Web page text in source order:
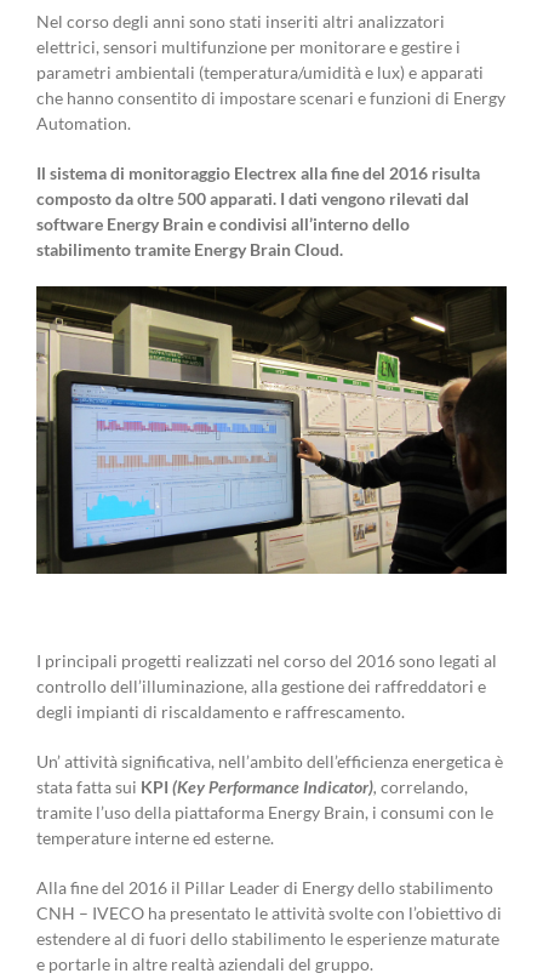
Nel corso degli anni sono stati inseriti altri analizzatori
elettrici, sensori multifunzione per monitorare e gestire i
parametri ambientali (temperatura/umidità e lux) e apparati
che hanno consentito di impostare scenari e funzioni di Energy
Automation.
Il sistema di monitoraggio Electrex alla fine del 2016 risulta
composto da oltre 500 apparati. I dati vengono rilevati dal
software Energy Brain e condivisi all’interno dello
stabilimento tramite Energy Brain Cloud.
I principali progetti realizzati nel corso del 2016 sono legati al
controllo dell’illuminazione, alla gestione dei raffreddatori e
degli impianti di riscaldamento e raffrescamento.
Un’ attività significativa, nell’ambito dell’efficienza energetica è
stata fatta sui KPI (Key Performance Indicator), correlando,
tramite l’uso della piattaforma Energy Brain, i consumi con le
temperature interne ed esterne.
Alla fine del 2016 il Pillar Leader di Energy dello stabilimento
CNH – IVECO ha presentato le attività svolte con l’obiettivo di
estendere al di fuori dello stabilimento le esperienze maturate
e portarle in altre realtà aziendali del gruppo.